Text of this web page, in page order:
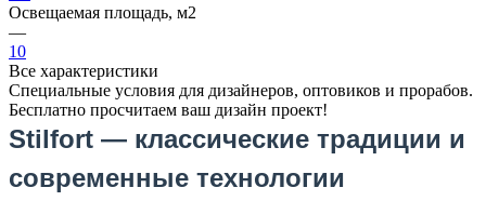
Освещаемая площадь, м2
—
10
Все характеристики
Специальные условия для дизайнеров, оптовиков и прорабов.
Бесплатно просчитаем ваш дизайн проект!
Stilfort — классические традиции и
современные технологии